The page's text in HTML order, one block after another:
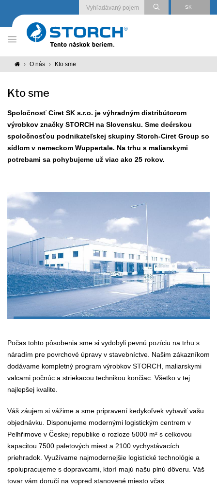
SK
O nás Kto sme
Kto sme
Spoločnosť Ciret SK s.r.o. je výhradným distribútorom
výrobkov značky STORCH na Slovensku. Sme dcérskou
spoločnosťou podnikateľskej skupiny Storch-Ciret Group so
sídlom v nemeckom Wuppertale. Na trhu s maliarskymi
potrebami sa pohybujeme už viac ako 25 rokov.
Počas tohto pôsobenia sme si vydobyli pevnú pozíciu na trhu s
náradím pre povrchové úpravy v stavebníctve. Našim zákazníkom
dodávame kompletný program výrobkov STORCH, maliarskymi
valcami počnúc a striekacou technikou končiac. Všetko v tej
najlepšej kvalite.
Váš záujem si vážime a sme pripravení kedykoľvek vybaviť vašu
objednávku. Disponujeme modernými logistickým centrem v
Pelhřimove v Českej republike o rozloze 5000 m² s celkovou
kapacitou 7500 paletových miest a 2100 vychystávacích
priehradok. Využívame najmodernejšie logistické technológie a
spolupracujeme s dopravcami, ktorí majú našu plnú dôveru. Váš
tovar vám doručí na vopred stanovené miesto včas.